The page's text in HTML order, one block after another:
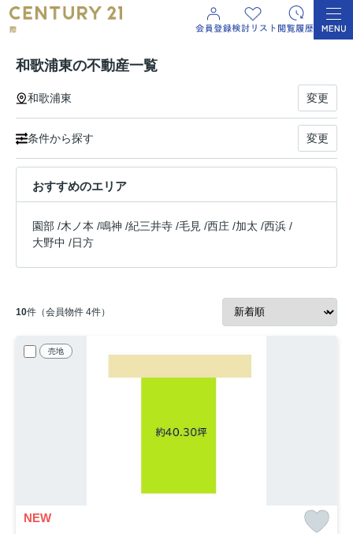
和歌浦東の不動産一覧
和歌浦東 変更
条件から探す 変更
おすすめのエリア
園部 /木ノ本 /鳴神 /紀三井寺 /毛見 /西庄 /加太 /西浜 /
大野中 /日方
10件（会員物件 4件）
売地
NEW